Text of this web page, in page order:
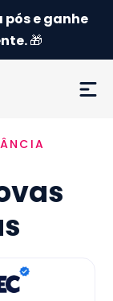
e ganhe
🎁